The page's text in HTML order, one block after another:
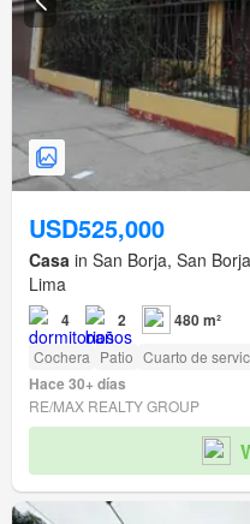
USD525,000
Casa in San Borja, San
Lima
4 2 480 m²
Cochera Patio Cuarto de
Hace 30+ días
RE/MAX REALTY GROUP